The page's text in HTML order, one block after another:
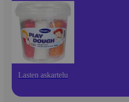
Lasten askartelu